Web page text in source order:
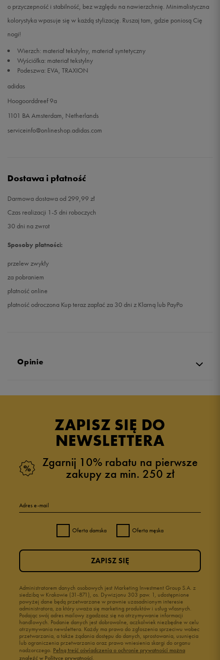
46 2/3 30 cm Powiadom o dostępności
47 1/3 30,5 cm
49 1/3 32 cm
o przyczepność i stabilność, bez względu na nawierzchnię. Minimalistyczna
kolorystyka wpasuje się w każdą stylizację. Ruszaj tam, gdzie poniosą Cię
nogi!
Wierzch: materiał tekstylny, materiał syntetyczny
Wyściółka: materiał tekstylny
Podeszwa: EVA, TRAXION
adidas
Hoogoorddreef 9a
1101 BA Amsterdam, Netherlands
serviceinfo@onlineshop.adidas.com
Dostawa i płatność
Darmowa dostawa od 299,99 zł
Czas realizacji 1-5 dni roboczych
30 dni na zwrot
Sposoby płatności:
przelew zwykły
za pobraniem
płatność online
płatność odroczona Kup teraz zapłać za 30 dni z Klarną lub PayPo
Opinie
ZAPISZ SIĘ DO
NEWSLETTERA
Zgarnij 10% rabatu na pierwsze
zakupy za min. 250 zł
Adres e-mail
Oferta damska Oferta męska
Administratorem danych osobowych jest Marketing Investment Group S.A. z
siedzibą w Krakowie (31-871), os. Dywizjonu 303 paw. 1, udostępnione
powyżej dane będą przetwarzane w prawnie uzasadnionym interesie
administratora, za który uważa się marketing produktów i usług własnych.
Podając swój adres mailowy zgadzasz się na otrzymywanie informacji
handlowych. Podanie danych jest dobrowolne, aczkolwiek niezbędne w celu
otrzymywania newslettera. Każdy ma prawo do zgłoszenia sprzeciwu wobec
przetwarzania, a także żądania dostępu do danych, sprostowania, usunięcia
lub ograniczenia przetwarzania oraz prawo wniesienia skargi do organu
nadzorczego. Pełną treść oświadczenia o ochronie prywatności można
znaleźć w Polityce prywatności.
ZAPISZ SIĘ